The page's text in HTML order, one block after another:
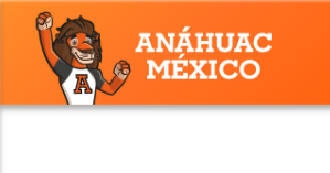
Pasar
contenido
principal